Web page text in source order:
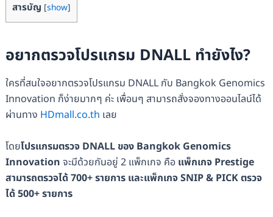
สารบัญ [show]
อยากตรวจโปรแกรม DNALL ทำยังไง?
ใครที่สนใจอยากตรวจโปรแกรม DNALL กับ Bangkok Genomics
Innovation ก็ง่ายมากๆ ค่ะ เพื่อนๆ สามารถสั่งจองทางออนไลน์ได้
ผ่านทาง HDmall.co.th เลย
โดยโปรแกรมตรวจ DNALL ของ Bangkok Genomics
Innovation จะมีด้วยกันอยู่ 2 แพ็กเกจ คือ แพ็กเกจ Prestige
สามารถตรวจได้ 700+ รายการ และแพ็กเกจ SNIP & PICK ตรวจ
ได้ 500+ รายการ